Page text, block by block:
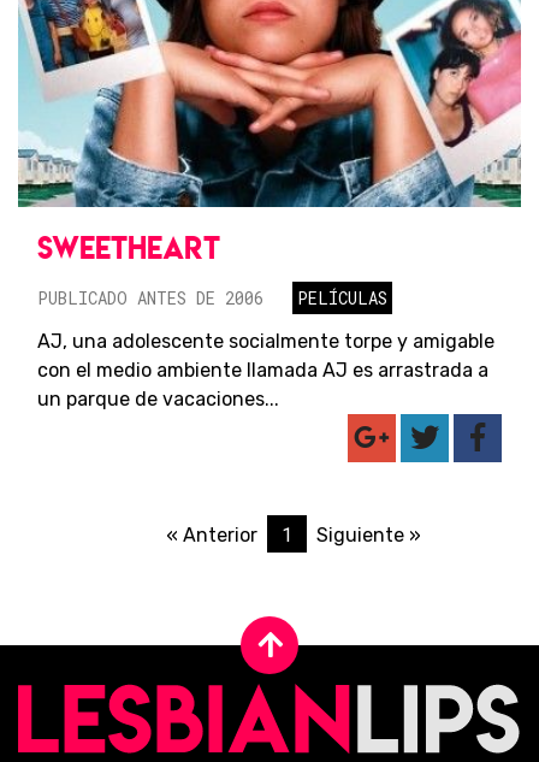
SWEETHEART
PUBLICADO ANTES DE 2006
PELÍCULAS
AJ, una adolescente socialmente torpe y amigable
con el medio ambiente llamada AJ es arrastrada a
un parque de vacaciones...
« Anterior 1 Siguiente »